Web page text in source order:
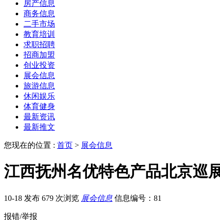
房产信息
商务信息
二手市场
教育培训
求职招聘
招商加盟
创业投资
展会信息
旅游信息
休闲娱乐
体育健身
最新资讯
最新推文
您现在的位置 : 首页 > 展会信息
江西抚州名优特色产品北京巡
10-18 发布 679 次浏览 展会信息 信息编号：81
报错/举报